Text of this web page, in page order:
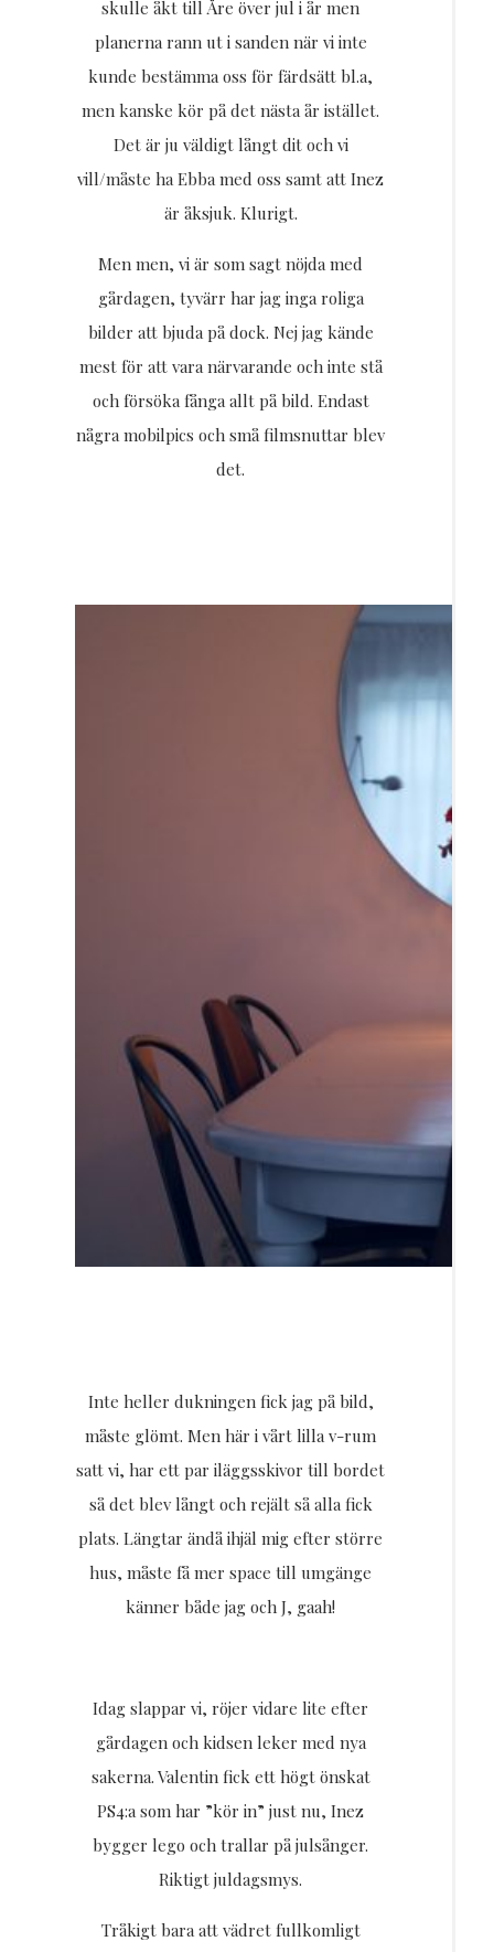
skulle åkt till Åre över jul i år men
planerna rann ut i sanden när vi inte
kunde bestämma oss för färdsätt bl.a,
men kanske kör på det nästa år istället.
Det är ju väldigt långt dit och vi
vill/måste ha Ebba med oss samt att Inez
är åksjuk. Klurigt.
Men men, vi är som sagt nöjda med
gårdagen, tyvärr har jag inga roliga
bilder att bjuda på dock. Nej jag kände
mest för att vara närvarande och inte stå
och försöka fånga allt på bild. Endast
några mobilpics och små filmsnuttar blev
det.
Inte heller dukningen fick jag på bild,
måste glömt. Men här i vårt lilla v-rum
satt vi, har ett par iläggsskivor till bordet
så det blev långt och rejält så alla fick
plats. Längtar ändå ihjäl mig efter större
hus, måste få mer space till umgänge
känner både jag och J, gaah!
Idag slappar vi, röjer vidare lite efter
gårdagen och kidsen leker med nya
sakerna. Valentin fick ett högt önskat
PS4:a som har ”kör in” just nu, Inez
bygger lego och trallar på julsånger.
Riktigt juldagsmys.
Tråkigt bara att vädret fullkomligt